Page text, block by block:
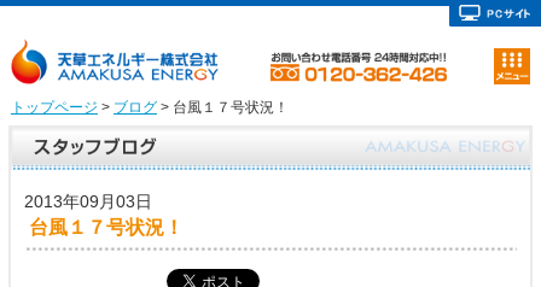
トップページ > ブログ> 台風１７号状況！
2013年09月03日
台風１７号状況！